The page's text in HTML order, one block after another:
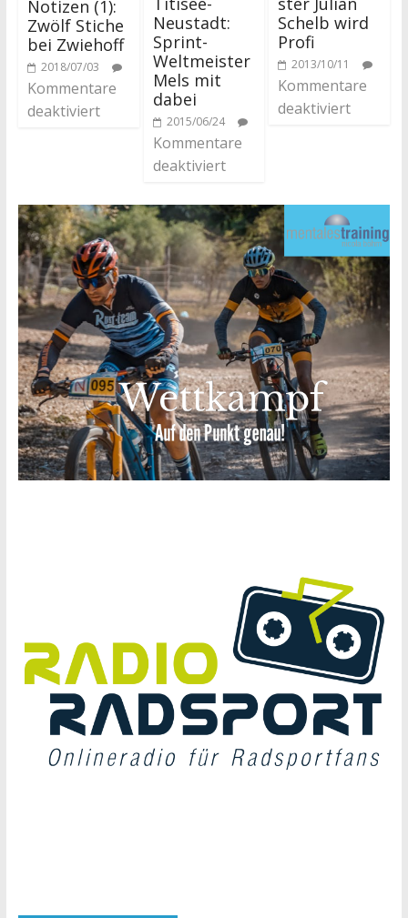
Notizen (1):
Zwölf Stiche
bei Zwiehoff
2018/07/03
Kommentare
deaktiviert
Neustadt:
Sprint-
Weltmeister
Mels mit
dabei
2015/06/24
Kommentare
deaktiviert
Schelb wird
Profi
2013/10/11
Kommentare
deaktiviert